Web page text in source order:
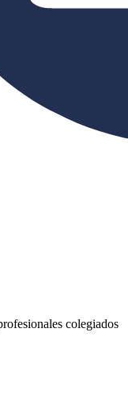
colegiados